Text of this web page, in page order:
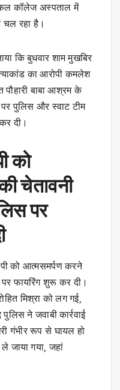
कॉलेज अस्पताल में
चल रहा है।
कि बुधवार शाम मुखबिर
का आरोपी कमलेश
पौहारी बाबा आश्रम के
पुलिस और स्वाट टीम
दी।
को
चेतावनी
पर
को आत्मसमर्पण करने
फायरिंग शुरू कर दी।
मिश्रा को लग गई,
ने जवाबी कार्रवाई
गंभीर रूप से घायल हो
जाया गया, जहां